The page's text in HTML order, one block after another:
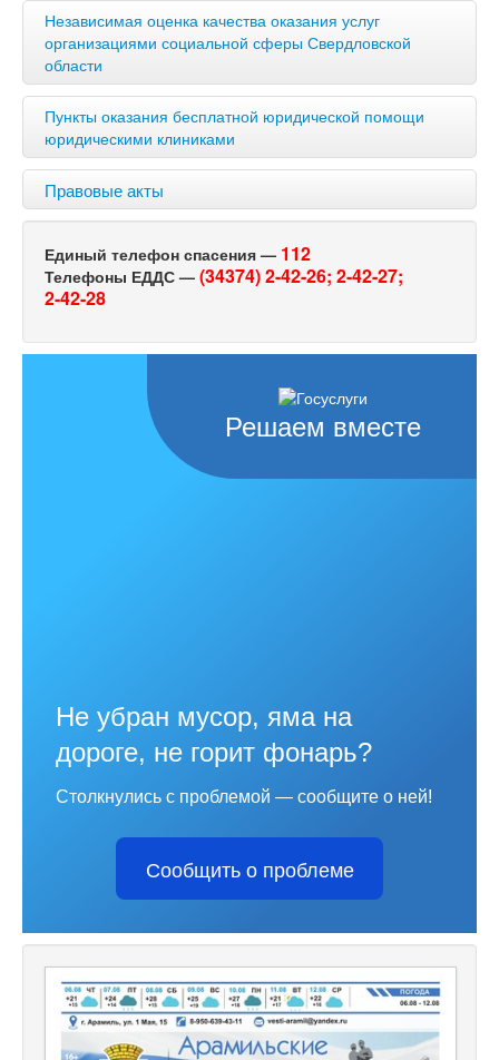
Независимая оценка качества оказания услуг
организациями социальной сферы Свердловской
области
Пункты оказания бесплатной юридической помощи
юридическими клиниками
Правовые акты
Единый телефон спасения — 112
Телефоны ЕДДС — (34374) 2-42-26; 2-42-27;
2-42-28
Решаем вместе
Не убран мусор, яма на
дороге, не горит фонарь?
Столкнулись с проблемой — сообщите о ней!
Сообщить о проблеме